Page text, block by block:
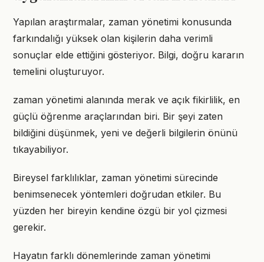
Yapılan araştırmalar, zaman yönetimi konusunda
farkındalığı yüksek olan kişilerin daha verimli
sonuçlar elde ettiğini gösteriyor. Bilgi, doğru kararın
temelini oluşturuyor.
zaman yönetimi alanında merak ve açık fikirlilik, en
güçlü öğrenme araçlarından biri. Bir şeyi zaten
bildiğini düşünmek, yeni ve değerli bilgilerin önünü
tıkayabiliyor.
Bireysel farklılıklar, zaman yönetimi sürecinde
benimsenecek yöntemleri doğrudan etkiler. Bu
yüzden her bireyin kendine özgü bir yol çizmesi
gerekir.
Hayatın farklı dönemlerinde zaman yönetimi